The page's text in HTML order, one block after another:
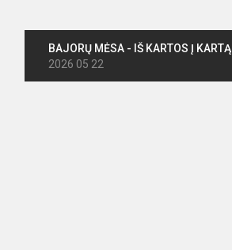
BAJORŲ MĖSA - IŠ KARTOS Į KARTĄ
2026 05 22